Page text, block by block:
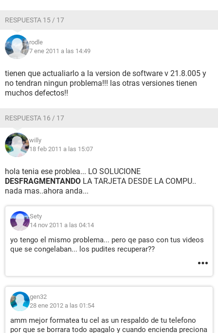
RESPUESTA 15 / 17
rodle
7 ene 2011 a las 14:49
tienen que actualiarlo a la version de software v 21.8.005 y
no tendran ningun problema!!! las otras versiones tienen
muchos defectos!!
RESPUESTA 16 / 17
willy
18 feb 2011 a las 15:07
hola tenia ese problea... LO SOLUCIONE
DESFRAGMENTANDO LA TARJETA DESDE LA COMPU..
nada mas..ahora anda...
Sety
14 nov 2011 a las 04:14
yo tengo el mismo problema... pero qe paso con tus videos
que se congelaban... los pudites recuperar??
gen32
28 ene 2012 a las 01:54
amm mejor formatea tu cel as un respaldo de tu telefono
por que se borrara todo apagalo y cuando encienda preciona